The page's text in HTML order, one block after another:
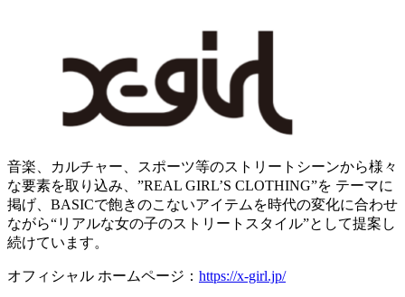
音楽、カルチャー、スポーツ等のストリートシーンから様々
な要素を取り込み、”REAL GIRL’S CLOTHING”を テーマに
掲げ、BASICで飽きのこないアイテムを時代の変化に合わせ
ながら“リアルな女の子のストリートスタイル”として提案し
続けています。
オフィシャル ホームページ： https://x-girl.jp/